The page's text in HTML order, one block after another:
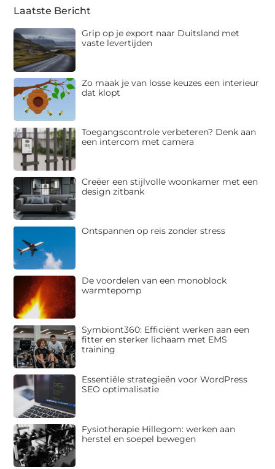
Laatste Bericht
Grip op je export naar Duitsland met
vaste levertijden
Zo maak je van losse keuzes een interieur
dat klopt
Toegangscontrole verbeteren? Denk aan
een intercom met camera
Creëer een stijlvolle woonkamer met een
design zitbank
Ontspannen op reis zonder stress
De voordelen van een monoblock
warmtepomp
Symbiont360: Efficiënt werken aan een
fitter en sterker lichaam met EMS
training
Essentiële strategieën voor WordPress
SEO optimalisatie
Fysiotherapie Hillegom: werken aan
herstel en soepel bewegen